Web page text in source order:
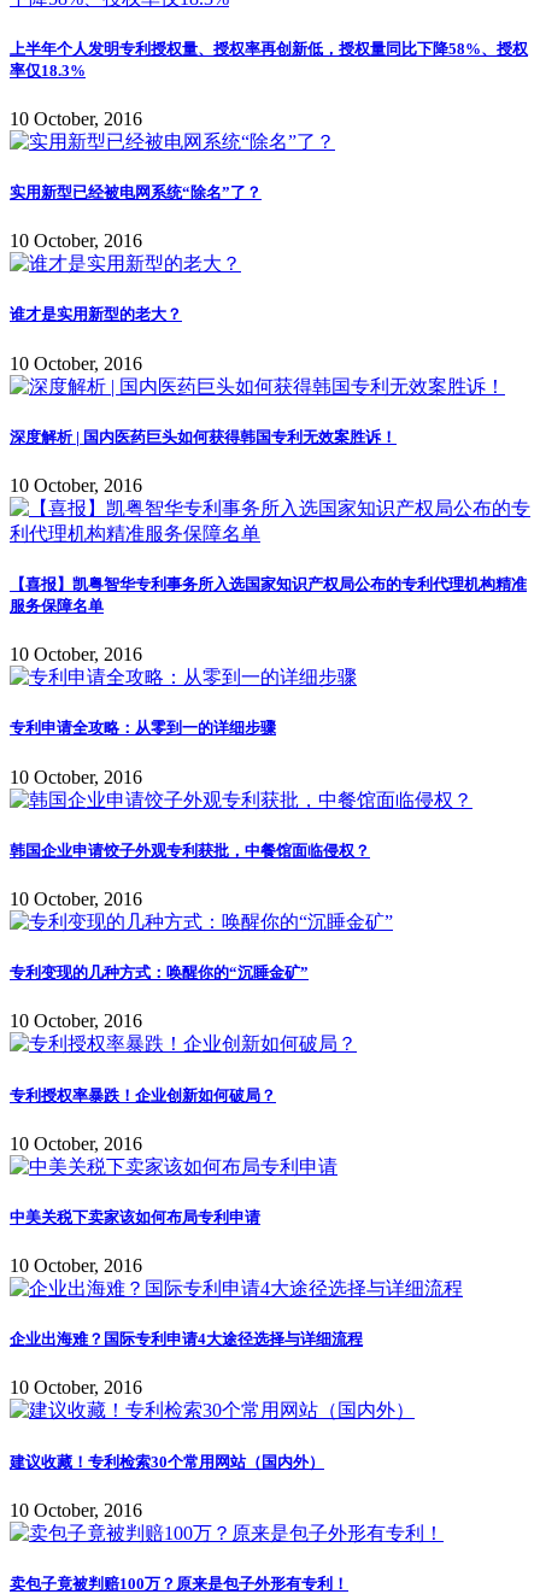
上半年个人发明专利授权量、授权率再创新低，授权量同比下降58%、授权
率仅18.3%
10 October, 2016
实用新型已经被电网系统“除名”了？
10 October, 2016
谁才是实用新型的老大？
10 October, 2016
深度解析 | 国内医药巨头如何获得韩国专利无效案胜诉！
10 October, 2016
【喜报】凯粤智华专利事务所入选国家知识产权局公布的专利代理机构精准
服务保障名单
10 October, 2016
专利申请全攻略：从零到一的详细步骤
10 October, 2016
韩国企业申请饺子外观专利获批，中餐馆面临侵权？
10 October, 2016
专利变现的几种方式：唤醒你的“沉睡金矿”
10 October, 2016
专利授权率暴跌！企业创新如何破局？
10 October, 2016
中美关税下卖家该如何布局专利申请
10 October, 2016
企业出海难？国际专利申请4大途径选择与详细流程
10 October, 2016
建议收藏！专利检索30个常用网站（国内外）
10 October, 2016
卖包子竟被判赔100万？原来是包子外形有专利！